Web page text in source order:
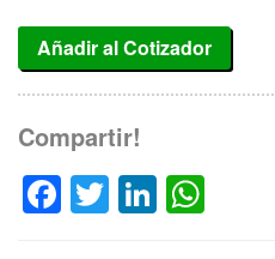
Añadir al Cotizador
Compartir!
Facebook
TwitterLinkedIn